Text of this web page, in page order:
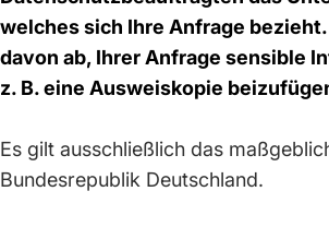
welches sich Ihre Anfrage
davon ab, Ihrer Anfrage sensible
z. B. eine Ausweiskopie
Es gilt ausschließlich das
Bundesrepublik Deutschland.